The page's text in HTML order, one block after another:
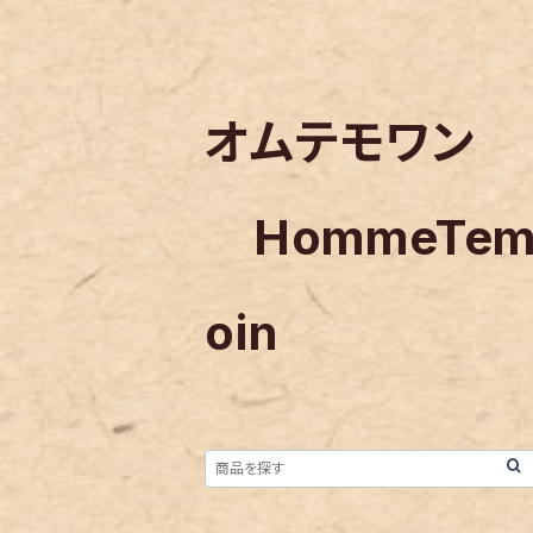
オムテモワン
oin